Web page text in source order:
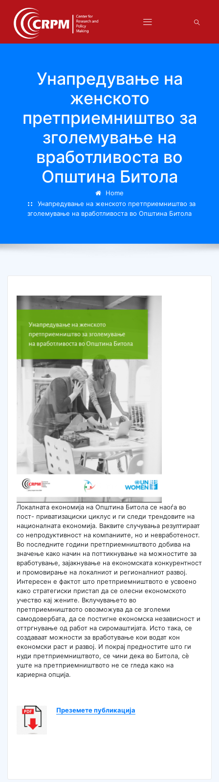
Унапредување на
женското
претприемништво за
зголемување на
вработливоста во
Општина Битола
Home
Унапредување на женското претприемништво за
зголемување на вработливоста во Општина Битола
Локалната економија на Општина Битола се наоѓа во
пост- приватизациски циклус и ги следи трендовите на
националната економија. Ваквите случувања резултираат
со непродуктивност на компаниите, но и невработеност.
Во последните години претприемништвото добива на
значење како начин на поттикнување на можностите за
вработување, зајакнување на економската конкурентност
и промовирање на локалниот и регионалниот развој.
Интересен е фактот што претприемништвото е усвоено
како стратегиски пристап да се олесни економското
учество кај жените. Вклучувањето во
претприемништвото овозможува да се зголеми
самодовербата, да се постигне економска независност и
оттргнување од работ на сиромаштијата. Исто така, се
создаваат можности за вработување кои водат кон
економски раст и развој. И покрај предностите што ги
нуди претприемништвото, се чини дека во Битола, сè
уште на претприемништвото не се гледа како на
кариерна опција.
Преземете публикација